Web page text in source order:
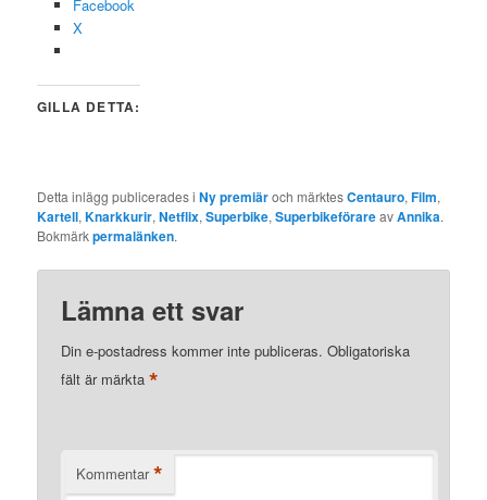
Facebook
X
GILLA DETTA:
Detta inlägg publicerades iNy premiäroch märktesCentauro,Film,
Kartell,Knarkkurir,Netflix,Superbike,SuperbikeförareavAnnika.
Bokmärkpermalänken.
Lämna ett svar
Din e-postadress kommer inte publiceras. Obligatoriska
fält är märkta*
Kommentar *